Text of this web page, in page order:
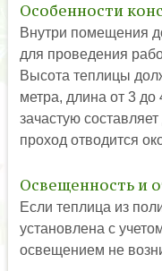
Особенности
Внутри помещения
для проведения
Высота теплицы
метра, длина от 3
зачастую
проход отводится
Освещенность и
Если теплица из
установлена с
освещением не